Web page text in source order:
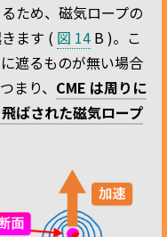
ため、磁気ロープの
ます ( 図 14 B )。こ
遮るものが無い場合
まり、 CME は周りに
ばされた磁気ロープ